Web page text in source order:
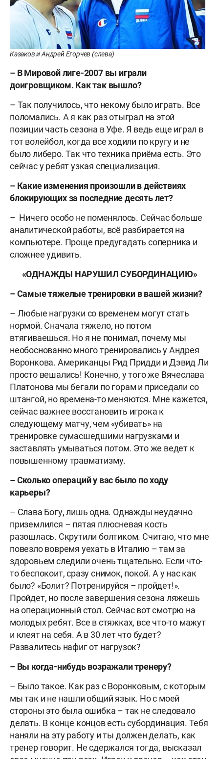
Казаков и Андрей Егорчев (слева)
– В Мировой лиге-2007 вы играли
доигровщиком. Как так вышло?
– Так получилось, что некому было играть. Все
поломались. А я как раз отыграл на этой
позиции часть сезона в Уфе. Я ведь еще играл в
тот волейбол, когда все ходили по кругу и не
было либеро. Так что техника приёма есть. Это
сейчас у ребят узкая специализация.
– Какие изменения произошли в действиях
блокирующих за последние десять лет?
– Ничего особо не поменялось. Сейчас больше
аналитической работы, всё разбирается на
компьютере. Проще предугадать соперника и
сложнее удивить.
«ОДНАЖДЫ НАРУШИЛ СУБОРДИНАЦИЮ»
– Самые тяжелые тренировки в вашей жизни?
– Любые нагрузки со временем могут стать
нормой. Сначала тяжело, но потом
втягиваешься. Но я не понимал, почему мы
необоснованно много тренировались у Андрея
Воронкова. Американцы Рид Придди и Дэвид Ли
просто вешались! Конечно, у того же Вячеслава
Платонова мы бегали по горам и приседали со
штангой, но времена-то меняются. Мне кажется,
сейчас важнее восстановить игрока к
следующему матчу, чем «убивать» на
тренировке сумасшедшими нагрузками и
заставлять умываться потом. Это же ведет к
повышенному травматизму.
– Сколько операций у вас было по ходу
карьеры?
– Слава Богу, лишь одна. Однажды неудачно
приземлился – пятая плюсневая кость
разошлась. Скрутили болтиком. Считаю, что мне
повезло вовремя уехать в Италию – там за
здоровьем следили очень тщательно. Если что-
то беспокоит, сразу снимок, покой. А у нас как
было? «Болит? Потренируйся – пройдет!».
Пройдет, но после завершения сезона ляжешь
на операционный стол. Сейчас вот смотрю на
молодых ребят. Все в стяжках, все что-то мажут
и клеят на себя. А в 30 лет что будет?
Развалитесь нафиг от нагрузок?
– Вы когда-нибудь возражали тренеру?
– Было такое. Как раз с Воронковым, с которым
мы так и не нашли общий язык. Но с моей
стороны это была ошибка – так не следовало
делать. В конце концов есть субординация. Тебя
наняли на эту работу и ты должен делать, как
тренер говорит. Не сдержался тогда, высказал